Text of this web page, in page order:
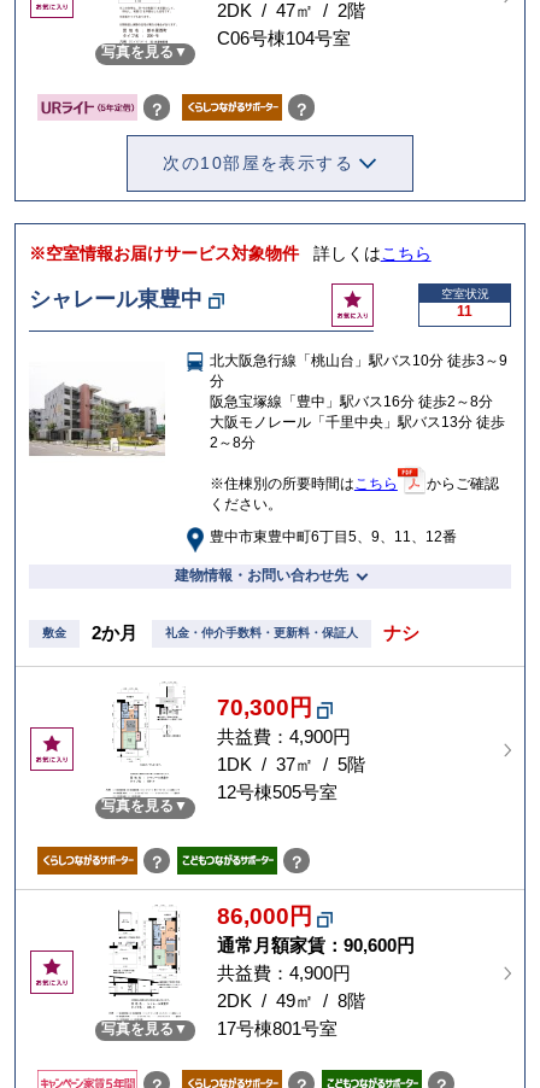
気
写真を見る
2DK / 47㎡ / 2階
C06号棟104号室
？ ？
次の10部屋を表示する
※空室情報お届けサービス対象物件 詳しくはこちら
シャレール東豊中
お
気
入
空室状況
11
北大阪急行線「桃山台」駅バス10分 徒歩3～9
分
阪急宝塚線「豊中」駅バス16分 徒歩2～8分
大阪モノレール「千里中央」駅バス13分 徒歩
2～8分
※住棟別の所要時間はこちら
からご確認
ください。
豊中市東豊中町6丁目5、9、11、12番
建物情報・お問い合わせ先
敷金 2か月 礼金・仲介手数料・更新料・保証人 ナシ
お
気
写真を見る
70,300円
共益費：4,900円
1DK / 37㎡ / 5階
12号棟505号室
？ ？
お
気
写真を見る
86,000円
通常月額家賃：90,600円
共益費：4,900円
2DK / 49㎡ / 8階
17号棟801号室